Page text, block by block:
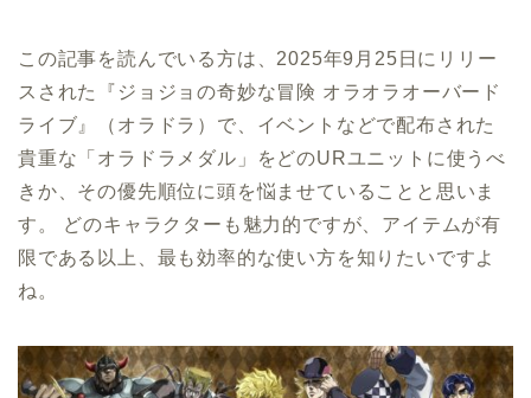
この記事を読んでいる方は、2025年9月25日にリリー
スされた『ジョジョの奇妙な冒険 オラオラオーバード
ライブ』（オラドラ）で、イベントなどで配布された
貴重な「オラドラメダル」をどのURユニットに使うべ
きか、その優先順位に頭を悩ませていることと思いま
す。 どのキャラクターも魅力的ですが、アイテムが有
限である以上、最も効率的な使い方を知りたいですよ
ね。